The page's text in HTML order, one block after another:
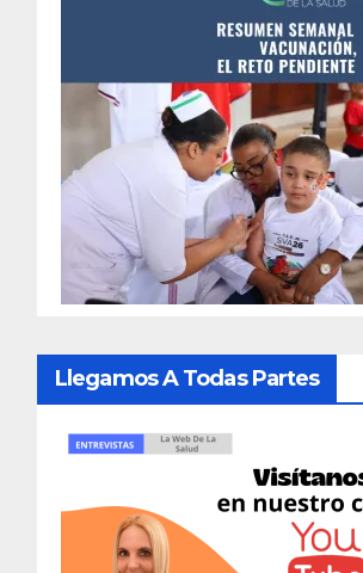
Llegamos A Todas Partes